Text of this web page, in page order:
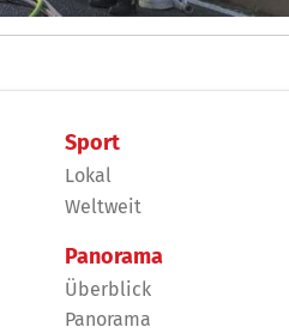
Sport
Lokal
Weltweit
Panorama
Überblick
Panorama